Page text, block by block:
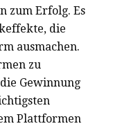
zum Erfolg. Es
die
ausmachen.
zu
Gewinnung
Plattformen